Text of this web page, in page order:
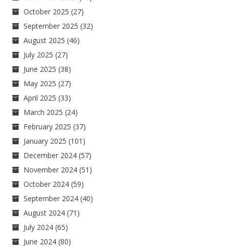
October 2025 (27)
September 2025 (32)
August 2025 (46)
July 2025 (27)
June 2025 (38)
May 2025 (27)
April 2025 (33)
March 2025 (24)
February 2025 (37)
January 2025 (101)
December 2024 (57)
November 2024 (51)
October 2024 (59)
September 2024 (40)
August 2024 (71)
July 2024 (65)
June 2024 (80)